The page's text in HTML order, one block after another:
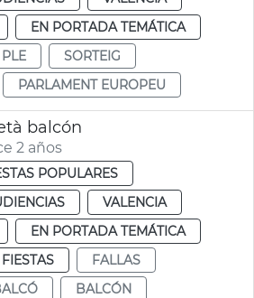
EN PORTADA TEMÁTICA
PLE
SORTEIG
PARLAMENT EUROPEU
balcón
2 años
POPULARES
VALENCIA
EN PORTADA TEMÁTICA
FIESTAS
FALLAS
BALCÓN